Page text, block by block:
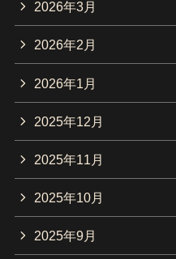
2026年3月
2026年2月
2026年1月
2025年12月
2025年11月
2025年10月
2025年9月